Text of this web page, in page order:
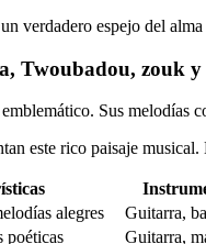
verdadero espejo del
Twoubadou, zouk y
Sus melodías
este rico paisaje
alegres
Guitarra,
poéticas Guitarra,